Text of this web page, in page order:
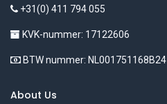
+31(0) 411 794 055
KVK-nummer: 17122606
BTW nummer: NL001751168B24
About Us